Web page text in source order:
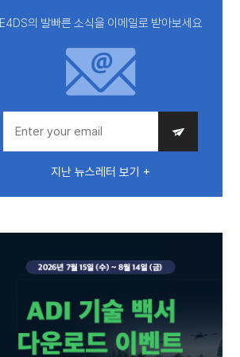
E4DS의 발빠른 소식을 이메일로 받아보세요
지난 뉴스레터 보기 +